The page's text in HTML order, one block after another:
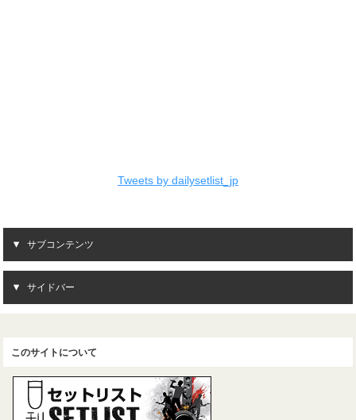
Tweets by dailysetlist_jp
サブコンテンツ
サイドバー
このサイトについて